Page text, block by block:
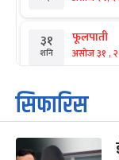
३१
शनि
फूलपाती
असोज ३१ ,
१
आइत
कार्तिक
कार्तिक १,
३ महानवमी
सिफारिस